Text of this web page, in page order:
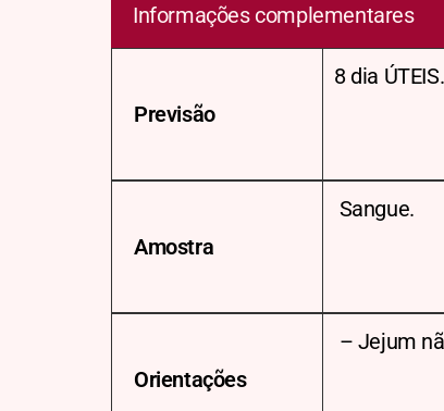
Informações complementares
Previsão
8 dia ÚTEIS.
Amostra
Sangue.
Orientações
– Jejum